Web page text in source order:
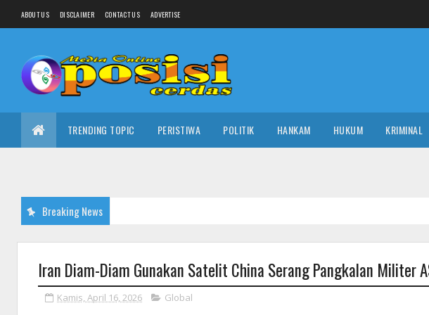
ABOUT US DISCLAIMER CONTACT US ADVERTISE
TRENDING TOPIC PERISTIWA POLITIK HANKAM HUKUM KRIMINAL
Breaking News
Iran Diam-Diam Gunakan Satelit China Serang Pangkalan Militer
Kamis, April 16, 2026 Global